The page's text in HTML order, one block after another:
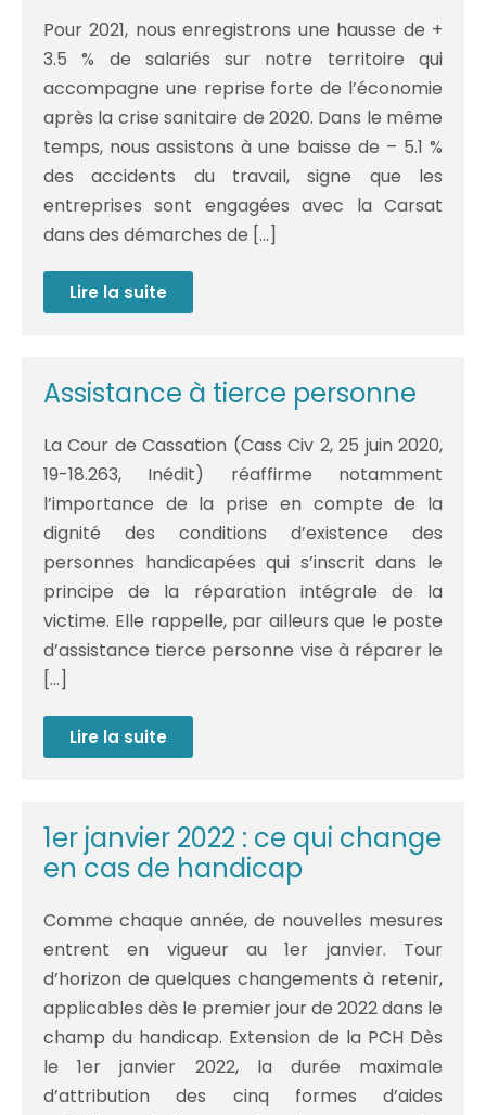
Pour 2021, nous enregistrons une hausse de +
3.5 % de salariés sur notre territoire qui
accompagne une reprise forte de l’économie
après la crise sanitaire de 2020. Dans le même
temps, nous assistons à une baisse de – 5.1 %
des accidents du travail, signe que les
entreprises sont engagées avec la Carsat
dans des démarches de […]
Lire la suite
Accidents
du
professionnelles
en
:
chiffres
la
sinistralité
2021
Assistance à tierce personne
La Cour de Cassation (Cass Civ 2, 25 juin 2020,
19-18.263, Inédit) réaffirme notamment
l’importance de la prise en compte de la
dignité des conditions d’existence des
personnes handicapées qui s’inscrit dans le
principe de la réparation intégrale de la
victime. Elle rappelle, par ailleurs que le poste
d’assistance tierce personne vise à réparer le
[…]
Lire la suite
Assistance
à
1er janvier 2022 : ce qui change
en cas de handicap
Comme chaque année, de nouvelles mesures
entrent en vigueur au 1er janvier. Tour
d’horizon de quelques changements à retenir,
applicables dès le premier jour de 2022 dans le
champ du handicap. Extension de la PCH Dès
le 1er janvier 2022, la durée maximale
d’attribution des cinq formes d’aides